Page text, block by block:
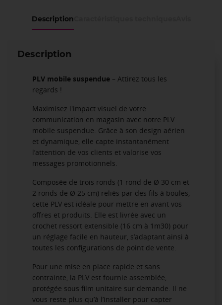
Description
Description
PLV mobile suspendue – Attirez tous les
regards !
Maximisez l'impact visuel de votre
communication en magasin avec notre PLV
mobile suspendue. Grâce à son design aérien
et dynamique, elle capte instantanément
l’attention de vos clients et valorise vos
messages promotionnels.
Composée de trois ronds (1 rond de Ø 30 cm et
2 ronds de Ø 25 cm) reliés par des fils à boules,
cette PLV est idéale pour mettre en avant vos
offres et produits. Elle est livrée avec un
crochet ressort extensible (16 cm à 1m30) pour
un réglage facile en hauteur, s’adaptant ainsi à
toutes les configurations de point de vente.
Pour une mise en place rapide et sans
contrainte, la PLV est fournie assemblée,
protégée sous film unitaire sur demande. Il ne
vous reste plus qu’à l’installer pour capter